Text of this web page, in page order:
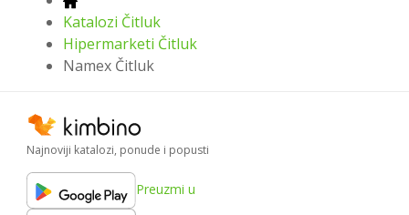
Katalozi Čitluk
Hipermarketi Čitluk
Namex Čitluk
Najnoviji katalozi, ponude i popusti
Preuzmi u